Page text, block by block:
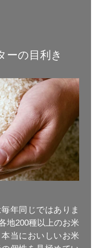
ーの目利き
年同じではありま
地200種以上のお米
当においしいお米